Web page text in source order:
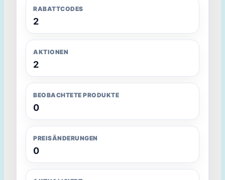
RABATTCODES
2
AKTIONEN
2
BEOBACHTETE PRODUKTE
0
PREISÄNDERUNGEN
0